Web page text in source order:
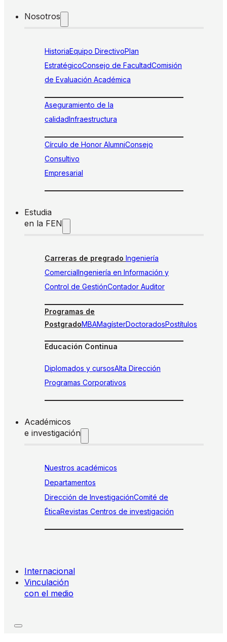
Nosotros
HistoriaEquipo DirectivoPlan
EstratégicoConsejo de FacultadComisión
de Evaluación Académica
Aseguramiento de la
calidadInfraestructura
Círculo de Honor AlumniConsejo
Consultivo
Empresarial
Estudia
en la FEN
Carreras de pregrado Ingeniería
ComercialIngeniería en Información y
Control de GestiónContador Auditor
Programas de
PostgradoMBAMagísterDoctoradosPostítulos
Educación Continua
Diplomados y cursosAlta Dirección
Programas Corporativos
Académicos
e investigación
Nuestros académicos
Departamentos
Dirección de InvestigaciónComité de
ÉticaRevistas Centros de investigación
Internacional
Vinculación
con el medio